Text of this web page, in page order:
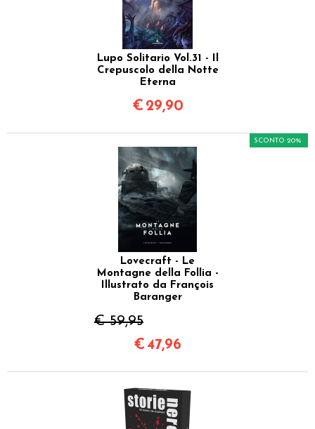
Lupo Solitario Vol.31 - Il
Crepuscolo della Notte
Eterna
€ 29,90
Lovecraft - Le
Montagne della Follia -
Illustrato da François
Baranger
€ 59,95
SCONTO 20%
€47,96